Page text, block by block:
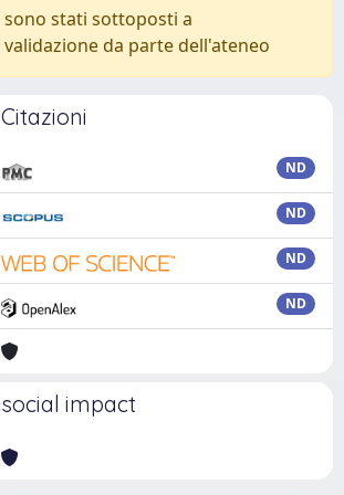
sono stati sottoposti a
validazione da parte dell'ateneo
Citazioni
ND
ND
ND
ND
social impact